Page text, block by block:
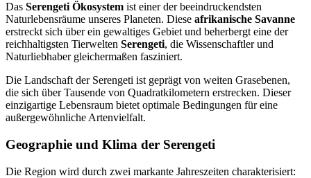
Das Serengeti Ökosystem ist einer der beeindruckendsten
Naturlebensräume unseres Planeten. Diese afrikanische Savanne
erstreckt sich über ein gewaltiges Gebiet und beherbergt eine der
reichhaltigsten Tierwelten Serengeti, die Wissenschaftler und
Naturliebhaber gleichermaßen fasziniert.
Die Landschaft der Serengeti ist geprägt von weiten Grasebenen,
die sich über Tausende von Quadratkilometern erstrecken. Dieser
einzigartige Lebensraum bietet optimale Bedingungen für eine
außergewöhnliche Artenvielfalt.
Geographie und Klima der Serengeti
Die Region wird durch zwei markante Jahreszeiten charakterisiert: